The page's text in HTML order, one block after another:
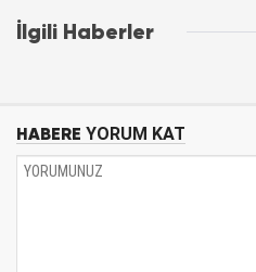
İlgili Haberler
HABERE YORUM KAT